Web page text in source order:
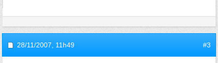
28/11/2007, 11h49 #3